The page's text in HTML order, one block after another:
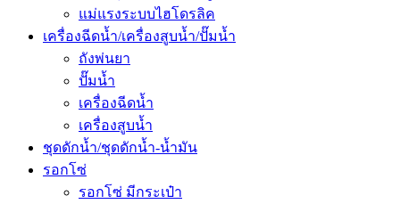
แม่แรงระบบไฮโดรลิค
เครื่องฉีดน้ำ/เครื่องสูบน้ำ/ปั๊มน้ำ
ถังพ่นยา
ปั๊มน้ำ
เครื่องฉีดน้ำ
เครื่องสูบน้ำ
ชุดดักน้ำ/ชุดดักน้ำ-น้ำมัน
รอกโซ่
รอกโซ่ มีกระเป๋า